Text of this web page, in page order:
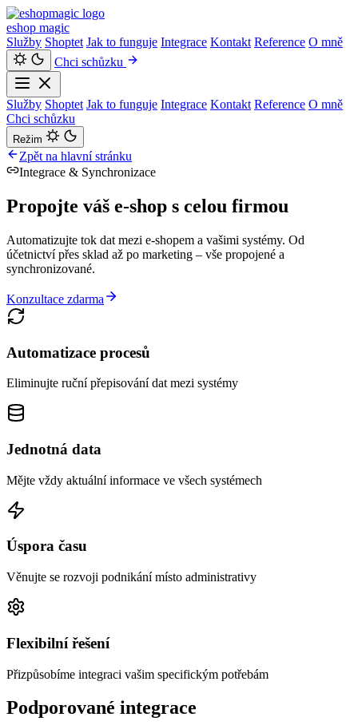
eshop magic
Služby Shoptet Jak to funguje Integrace Kontakt Reference O mně
Chci schůzku
Služby Shoptet Jak to funguje Integrace Kontakt Reference O mně
Chci schůzku
Režim
Zpět na hlavní stránku
Integrace & Synchronizace
Propojte váš e-shop s celou firmou
Automatizujte tok dat mezi e-shopem a vašimi systémy. Od
účetnictví přes sklad až po marketing – vše propojené a
synchronizované.
Konzultace zdarma
Automatizace procesů
Eliminujte ruční přepisování dat mezi systémy
Jednotná data
Mějte vždy aktuální informace ve všech systémech
Úspora času
Věnujte se rozvoji podnikání místo administrativy
Flexibilní řešení
Přizpůsobíme integraci vašim specifickým potřebám
Podporované integrace